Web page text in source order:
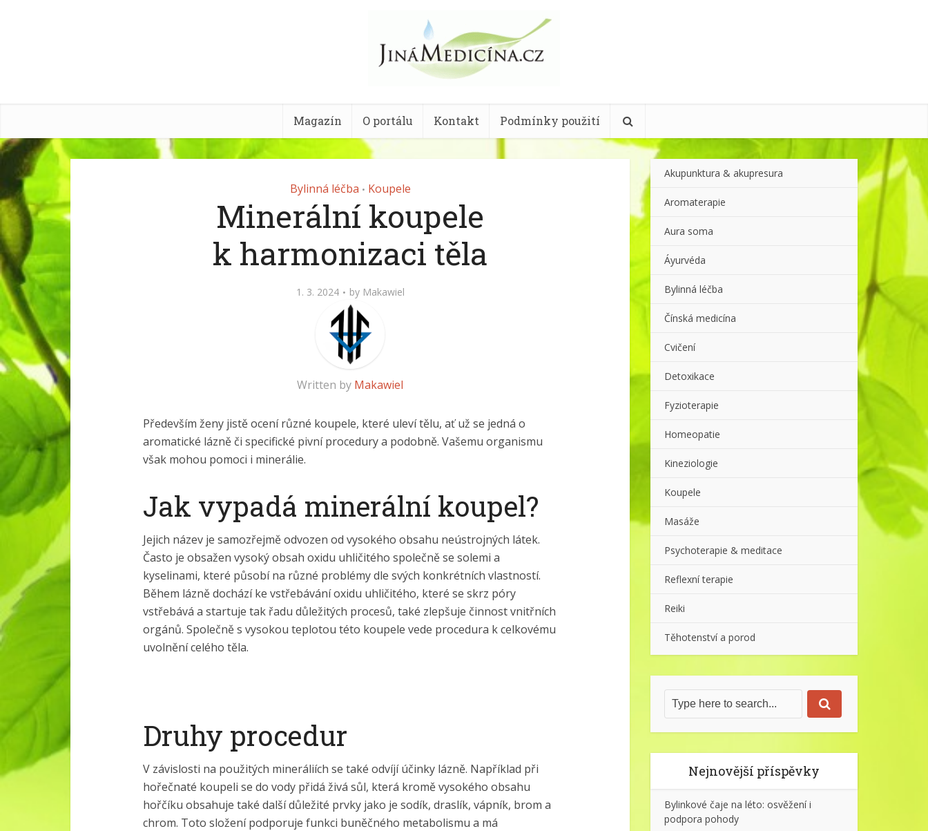
Magazín O portálu Kontakt Podmínky použití
Bylinná léčba • Koupele
Minerální koupele
k harmonizaci těla
1. 3. 2024 by Makawiel
Written by Makawiel
Především ženy jistě ocení různé koupele, které uleví tělu, ať už se jedná o
aromatické lázně či specifické pivní procedury a podobně. Vašemu organismu
však mohou pomoci i minerálie.
Jak vypadá minerální koupel?
Jejich název je samozřejmě odvozen od vysokého obsahu neústrojných látek.
Často je obsažen vysoký obsah oxidu uhličitého společně se solemi a
kyselinami, které působí na různé problémy dle svých konkrétních vlastností.
Během lázně dochází ke vstřebávání oxidu uhličitého, které se skrz póry
vstřebává a startuje tak řadu důležitých procesů, také zlepšuje činnost vnitřních
orgánů. Společně s vysokou teplotou této koupele vede procedura k celkovému
uvolnění celého těla.
Druhy procedur
V závislosti na použitých mineráliích se také odvíjí účinky lázně. Například při
hořečnaté koupeli se do vody přidá živá sůl, která kromě vysokého obsahu
hořčíku obsahuje také další důležité prvky jako je sodík, draslík, vápník, brom a
chrom. Toto složení podporuje funkci buněčného metabolismu a má
Akupunktura & akupresura
Aromaterapie
Aura soma
Áyurvéda
Bylinná léčba
Čínská medicína
Cvičení
Detoxikace
Fyzioterapie
Homeopatie
Kineziologie
Koupele
Masáže
Psychoterapie & meditace
Reflexní terapie
Reiki
Těhotenství a porod
Nejnovější příspěvky
Bylinkové čaje na léto: osvěžení i
podpora pohody